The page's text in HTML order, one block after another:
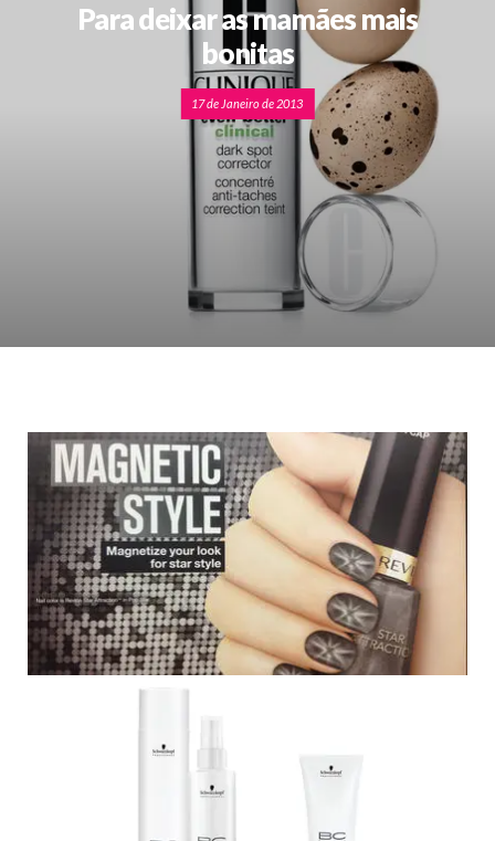
Para deixar as mamães mais
bonitas
17 de Janeiro de 2013